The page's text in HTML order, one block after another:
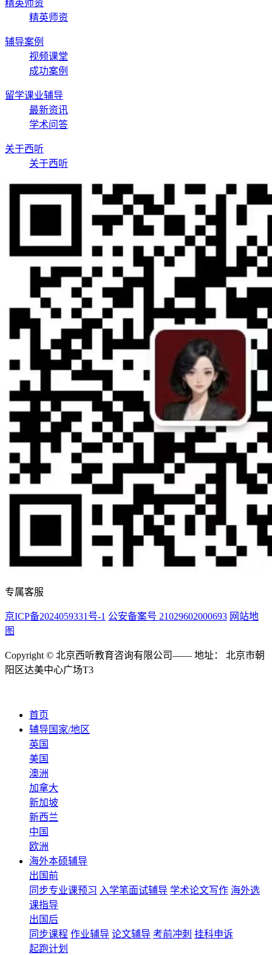
精英师资
精英师资
辅导案例
视频课堂
成功案例
留学课业辅导
最新资讯
学术问答
关于西听
关于西听
专属客服
京ICP备2024059331号-1 公安备案号 21029602000693 网站地
图
Copyright © 北京西听教育咨询有限公司—— 地址： 北京市朝
阳区达美中心广场T3
首页
辅导国家/地区
英国
美国
澳洲
加拿大
新加坡
新西兰
中国
欧洲
海外本硕辅导
出国前
同步专业课预习 入学笔面试辅导 学术论文写作 海外选
课指导
出国后
同步课程 作业辅导 论文辅导 考前冲刺 挂科申诉
起跑计划